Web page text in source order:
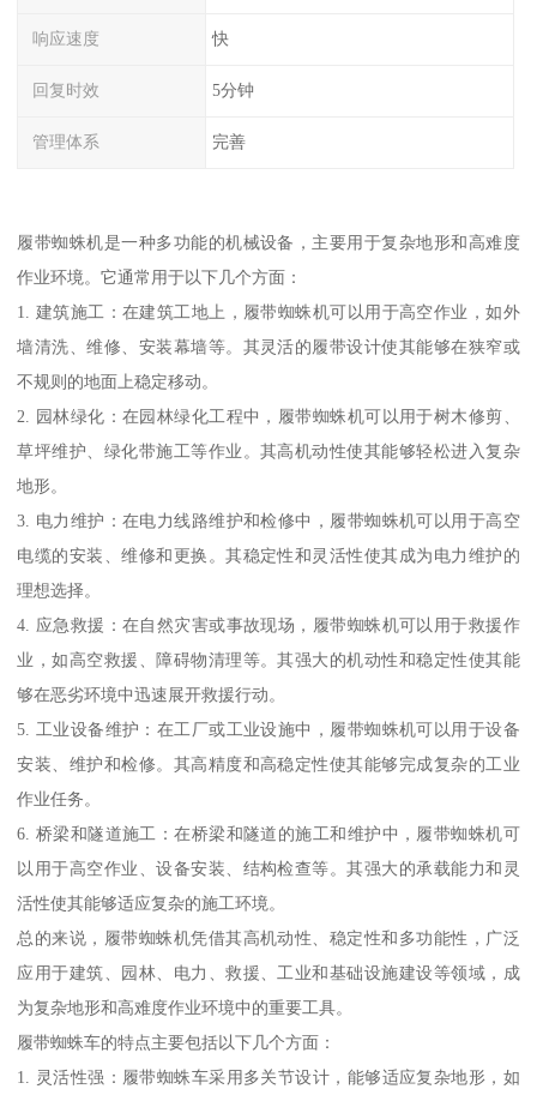
响应速度 快
回复时效 5分钟
管理体系 完善
履带蜘蛛机是一种多功能的机械设备，主要用于复杂地形和高难度
作业环境。它通常用于以下几个方面：
1. 建筑施工：在建筑工地上，履带蜘蛛机可以用于高空作业，如外
墙清洗、维修、安装幕墙等。其灵活的履带设计使其能够在狭窄或
不规则的地面上稳定移动。
2. 园林绿化：在园林绿化工程中，履带蜘蛛机可以用于树木修剪、
草坪维护、绿化带施工等作业。其高机动性使其能够轻松进入复杂
地形。
3. 电力维护：在电力线路维护和检修中，履带蜘蛛机可以用于高空
电缆的安装、维修和更换。其稳定性和灵活性使其成为电力维护的
理想选择。
4. 应急救援：在自然灾害或事故现场，履带蜘蛛机可以用于救援作
业，如高空救援、障碍物清理等。其强大的机动性和稳定性使其能
够在恶劣环境中迅速展开救援行动。
5. 工业设备维护：在工厂或工业设施中，履带蜘蛛机可以用于设备
安装、维护和检修。其高精度和高稳定性使其能够完成复杂的工业
作业任务。
6. 桥梁和隧道施工：在桥梁和隧道的施工和维护中，履带蜘蛛机可
以用于高空作业、设备安装、结构检查等。其强大的承载能力和灵
活性使其能够适应复杂的施工环境。
总的来说，履带蜘蛛机凭借其高机动性、稳定性和多功能性，广泛
应用于建筑、园林、电力、救援、工业和基础设施建设等领域，成
为复杂地形和高难度作业环境中的重要工具。
履带蜘蛛车的特点主要包括以下几个方面：
1. 灵活性强：履带蜘蛛车采用多关节设计，能够适应复杂地形，如